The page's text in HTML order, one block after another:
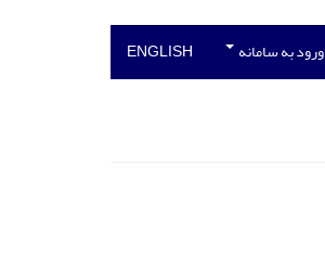
ورود به سامانه ENGLISH